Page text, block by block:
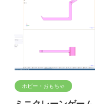
ホビー・おもちゃ